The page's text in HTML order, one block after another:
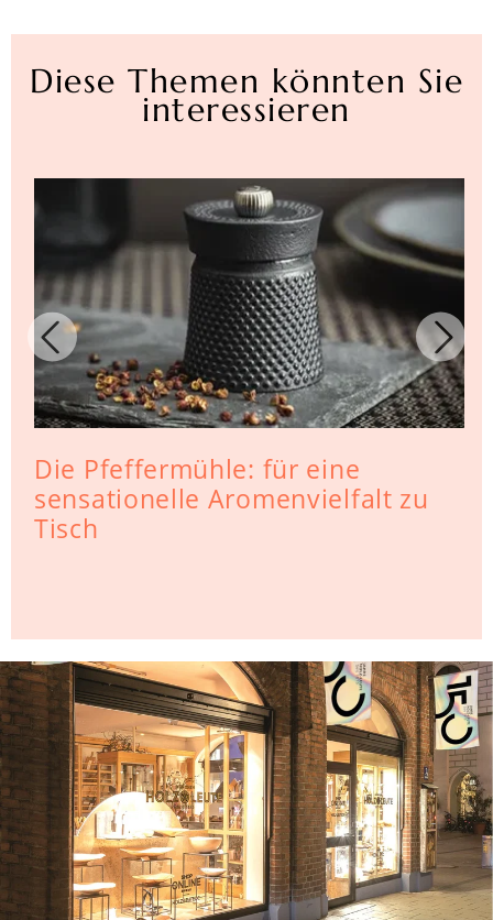
Diese Themen könnten Sie
interessieren
Die Pfeffermühle: für eine
sensationelle Aromenvielfalt zu
Tisch